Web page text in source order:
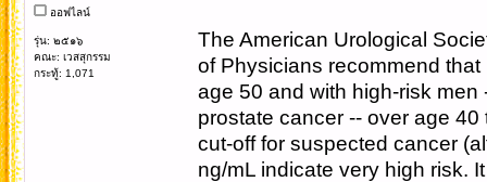
ออฟไลน์
รุ่น: ๒๕๑๖
คณะ: เวสสุกรรม
กระทู้: 1,071
The American Urological
of Physicians recommend
age 50 and with high-risk men
prostate cancer -- over age
cut-off for suspected cancer
ng/mL indicate very high risk.